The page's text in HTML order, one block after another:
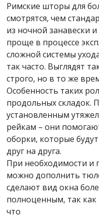
Римские шторы для
смотрятся, чем
из ночной занавески
проще в процессе
сложной системы
так часто. Выглядят
строго, но в то же
Особенность таких
продольных складок.
установленным
рейкам – они
оборки, которые
друг на друга.
При необходимости
можно дополнить
сделают вид окна
полноценным, так как
что